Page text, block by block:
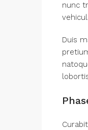
nunc
Duis